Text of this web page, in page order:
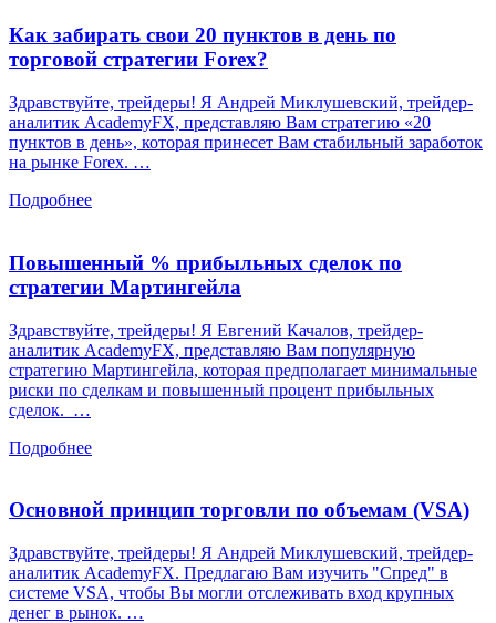
Как забирать свои 20 пунктов в день по
торговой стратегии Forex?
Здравствуйте, трейдеры! Я Андрей Миклушевский, трейдер-
аналитик AcademyFX, представляю Вам стратегию «20
пунктов в день», которая принесет Вам стабильный заработок
на рынке Forex. …
Подробнее
Повышенный % прибыльных сделок по
стратегии Мартингейла
Здравствуйте, трейдеры! Я Евгений Качалов, трейдер-
аналитик AcademyFX, представляю Вам популярную
стратегию Мартингейла, которая предполагает минимальные
риски по сделкам и повышенный процент прибыльных
сделок. …
Подробнее
Основной принцип торговли по объемам (VSA)
Здравствуйте, трейдеры! Я Андрей Миклушевский, трейдер-
аналитик AcademyFX. Предлагаю Вам изучить "Спред" в
системе VSA, чтобы Вы могли отслеживать вход крупных
денег в рынок. …